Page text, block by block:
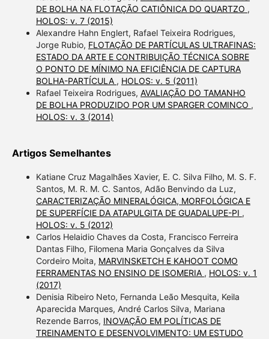
DE BOLHA NA FLOTAÇÃO CATIÔNICA DO QUARTZO ,
HOLOS: v. 7 (2015)
Alexandre Hahn Englert, Rafael Teixeira Rodrigues,
Jorge Rubio, FLOTAÇÃO DE PARTÍCULAS ULTRAFINAS:
ESTADO DA ARTE E CONTRIBUIÇÃO TÉCNICA SOBRE
O PONTO DE MÍNIMO NA EFICIÊNCIA DE CAPTURA
BOLHA-PARTÍCULA , HOLOS: v. 5 (2011)
Rafael Teixeira Rodrigues, AVALIAÇÃO DO TAMANHO
DE BOLHA PRODUZIDO POR UM SPARGER COMINCO ,
HOLOS: v. 3 (2014)
Artigos Semelhantes
Katiane Cruz Magalhães Xavier, E. C. Silva Filho, M. S. F.
Santos, M. R. M. C. Santos, Adão Benvindo da Luz,
CARACTERIZAÇÃO MINERALÓGICA, MORFOLÓGICA E
DE SUPERFÍCIE DA ATAPULGITA DE GUADALUPE-PI ,
HOLOS: v. 5 (2012)
Carlos Helaidio Chaves da Costa, Francisco Ferreira
Dantas Filho, Filomena Maria Gonçalves da Silva
Cordeiro Moita, MARVINSKETCH E KAHOOT COMO
FERRAMENTAS NO ENSINO DE ISOMERIA , HOLOS: v. 1
(2017)
Denisia Ribeiro Neto, Fernanda Leão Mesquita, Keila
Aparecida Marques, André Carlos Silva, Mariana
Rezende Barros, INOVAÇÃO EM POLÍTICAS DE
TREINAMENTO E DESENVOLVIMENTO: UM ESTUDO